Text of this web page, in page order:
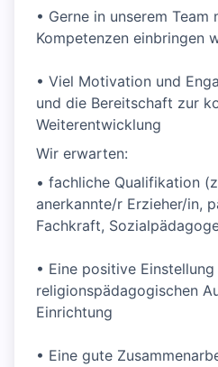
• Gerne in unserem
Kompetenzen einbringen
• Viel Motivation und
und die Bereitschaft zur
Weiterentwicklung
Wir erwarten:
• fachliche Qualifikation
anerkannte/r Erzieher/in,
Fachkraft,
• Eine positive Einstellung
religionspädagogischen
Einrichtung
• Eine gute